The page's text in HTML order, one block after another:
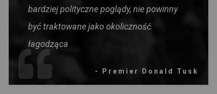
bardziej polityczne poglądy, nie powinny
być traktowane jako okoliczność
łagodząca
- Premier Donald Tusk